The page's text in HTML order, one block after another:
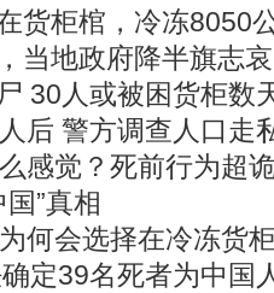
货柜棺，冷冻8050
当地政府降半旗志哀
30人或被困货柜数
后 警方调查人口走
感觉？死前行为超
”真相
何会选择在冷冻货
定39名死者为中国